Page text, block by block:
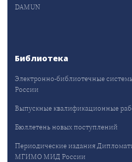
DAMUN
Библиотека
Электронно-библиотечные
России
Выпускные квалификационные
Бюллетень новых поступлений
Периодические издания
МГИМО МИД России